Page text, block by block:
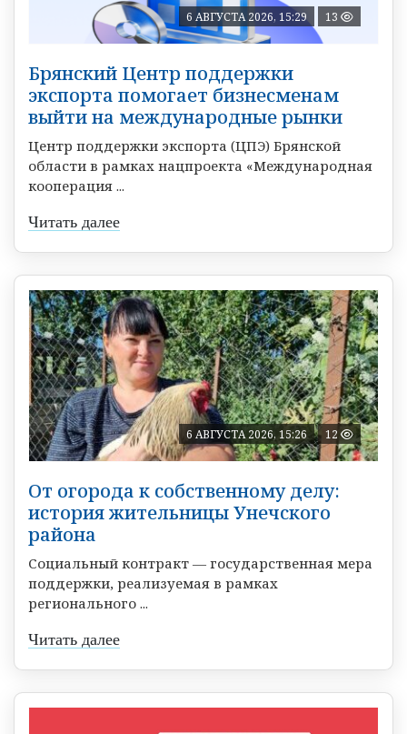
6 АВГУСТА 2026, 15:29 13
Брянский Центр поддержки
экспорта помогает бизнесменам
выйти на международные рынки
Центр поддержки экспорта (ЦПЭ) Брянской
области в рамках нацпроекта «Международная
кооперация ...
Читать далее
6 АВГУСТА 2026, 15:26 12
От огорода к собственному делу:
история жительницы Унечского
района
Социальный контракт — государственная мера
поддержки, реализуемая в рамках
регионального ...
Читать далее